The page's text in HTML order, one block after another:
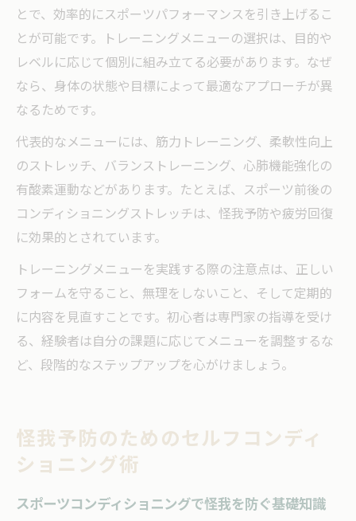
とで、効率的にスポーツパフォーマンスを引き上げるこ
とが可能です。トレーニングメニューの選択は、目的や
レベルに応じて個別に組み立てる必要があります。なぜ
なら、身体の状態や目標によって最適なアプローチが異
なるためです。
代表的なメニューには、筋力トレーニング、柔軟性向上
のストレッチ、バランストレーニング、心肺機能強化の
有酸素運動などがあります。たとえば、スポーツ前後の
コンディショニングストレッチは、怪我予防や疲労回復
に効果的とされています。
トレーニングメニューを実践する際の注意点は、正しい
フォームを守ること、無理をしないこと、そして定期的
に内容を見直すことです。初心者は専門家の指導を受け
る、経験者は自分の課題に応じてメニューを調整するな
ど、段階的なステップアップを心がけましょう。
怪我予防のためのセルフコンディ
ショニング術
スポーツコンディショニングで怪我を防ぐ基礎知識